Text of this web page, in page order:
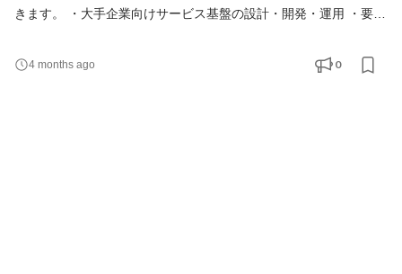
きます。 ・大手企業向けサービス基盤の設計・開発・運用 ・要件
／バックエンド／インフラを横断した開発 ・技術選定やアーキテ
クチャ設計への関与 ・チームでの設計レビュー・コードレビュー
4 months ago 0